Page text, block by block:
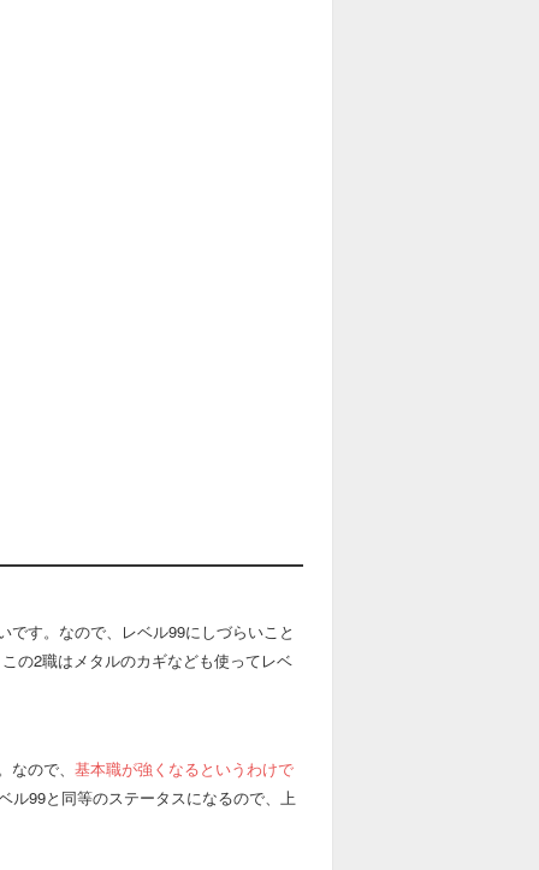
す。なので、レベル99にしづらいこと
の2職はメタルのカギなども使ってレベ
ので、 基本職が強くなるというわけで
ル99と同等のステータスになるので、上